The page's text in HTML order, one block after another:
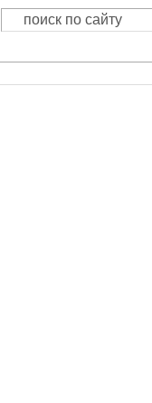
Форма поиска
Поиск